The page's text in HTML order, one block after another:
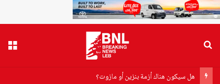
هل سيكون هناك أزمة بنزين أو مازوت؟